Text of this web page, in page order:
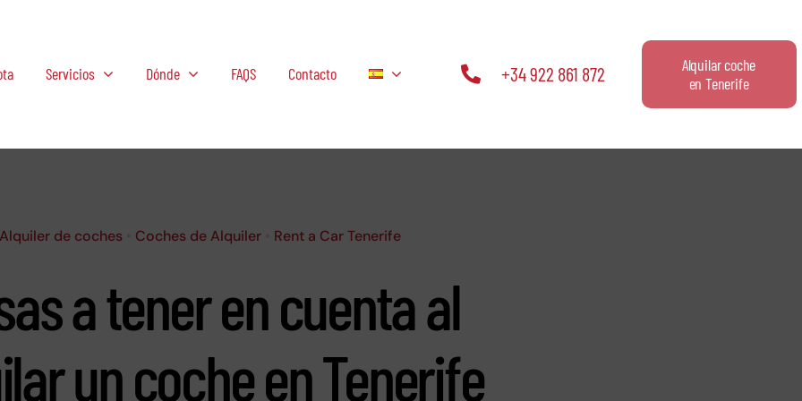
Servicios Dónde FAQS Contacto +34 922 861 872
Alquilar coche
en Tenerife
Alquiler de coches Coches de Alquiler Rent a Car Tenerife
a tener en cuenta al
un coche en Tenerife